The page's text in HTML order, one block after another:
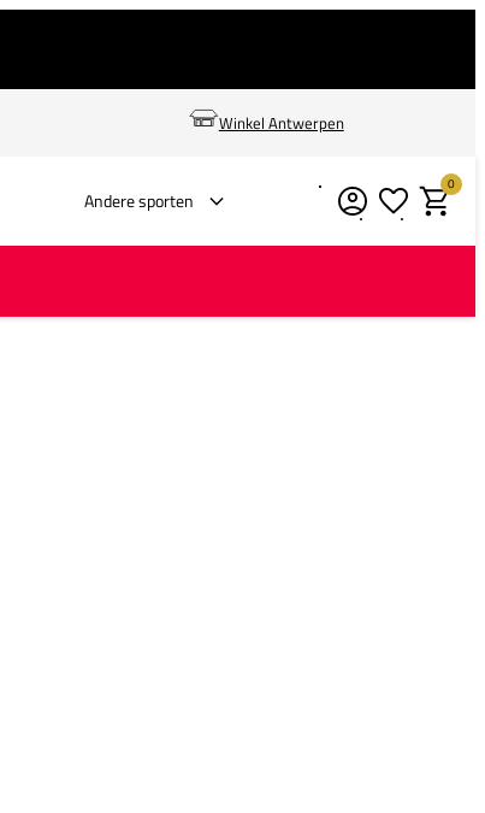
Winkel Antwerpen
Andere sporten Verlanglijstje
0